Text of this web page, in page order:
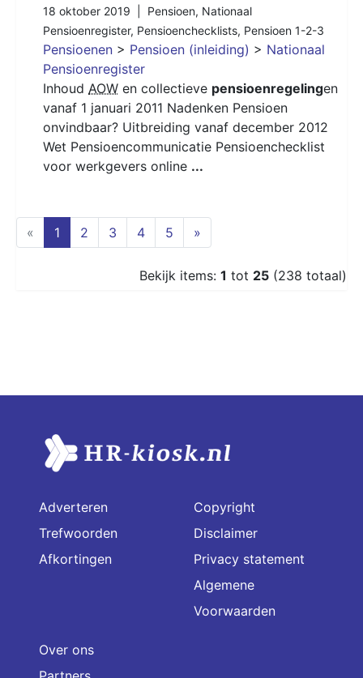
18 oktober 2019 | Pensioen, Nationaal
Pensioenregister, Pensioenchecklists, Pensioen 1-2-3
Pensioenen > Pensioen (inleiding) > Nationaal
Pensioenregister
Inhoud AOW en collectieve pensioenregelingen
vanaf 1 januari 2011 Nadenken Pensioen
onvindbaar? Uitbreiding vanaf december 2012
Wet Pensioencommunicatie Pensioenchecklist
voor werkgevers online ...
« 1 (current)
2 3 4 5 »
Bekijk items: 1 tot 25 (238 totaal)
Adverteren
Trefwoorden
Afkortingen
Copyright
Disclaimer
Privacy statement
Algemene
Voorwaarden
Over ons